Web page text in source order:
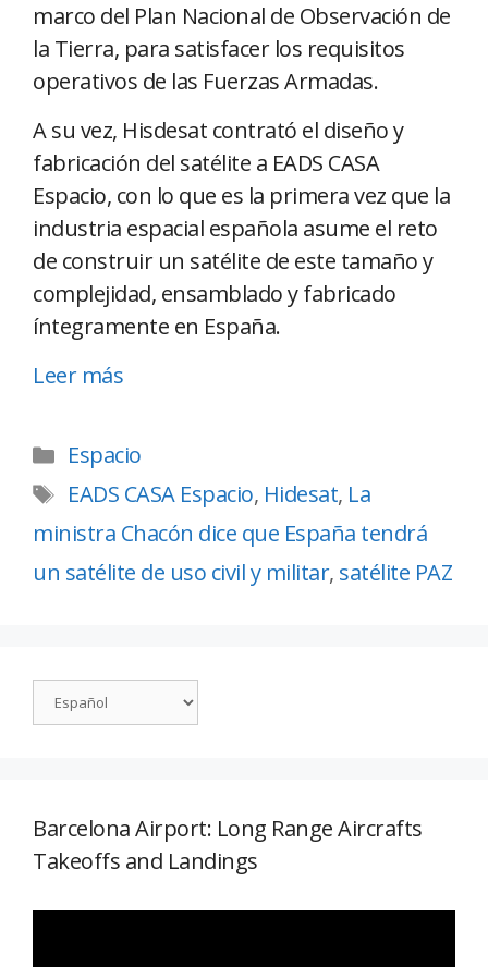
marco del Plan Nacional de Observación de
la Tierra, para satisfacer los requisitos
operativos de las Fuerzas Armadas.
A su vez, Hisdesat contrató el diseño y
fabricación del satélite a EADS CASA
Espacio, con lo que es la primera vez que la
industria espacial española asume el reto
de construir un satélite de este tamaño y
complejidad, ensamblado y fabricado
íntegramente en España.
Leer más
Espacio
EADS CASA Espacio, Hidesat, La
ministra Chacón dice que España tendrá
un satélite de uso civil y militar, satélite PAZ
Barcelona Airport: Long Range Aircrafts
Takeoffs and Landings